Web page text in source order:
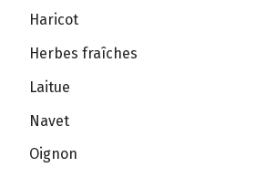
Haricot
Herbes fraîches
Laitue
Navet
Oignon